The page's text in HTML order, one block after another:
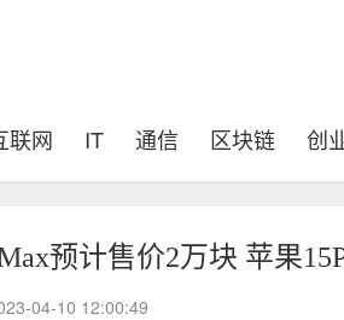
联网 IT 通信 区块链 创
预计售价2万块 苹果
04-10 12:00:49